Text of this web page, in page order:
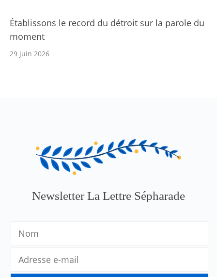
Établissons le record du détroit sur la parole du
moment
29 juin 2026
Newsletter La Lettre Sépharade